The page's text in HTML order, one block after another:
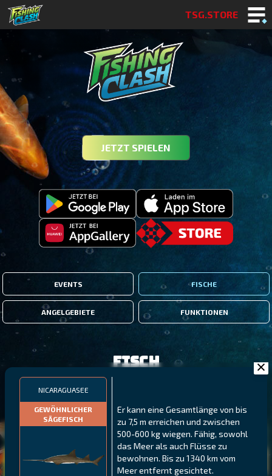
TSG.STORE
JETZT SPIELEN
EVENTS FISCHE
ANGELGEBIETE FUNKTIONEN
NICARAGUASEE
GEWÖHNLICHER
SÄGEFISCH
Er kann eine Gesamtlänge von bis
zu 7,5 m erreichen und zwischen
500-600 kg wiegen. Fähig, sowohl
das Meer als auch Flüsse zu
bewohnen. Bis zu 1340 km vom
Meer entfernt gesichtet.
Fisch
GESTRECKTER
SCHABEMUND-
NÖRDLICHE FJORDE
ATLANTISCHER LENG
GALAPAGOS-INSELN
MEXIKANISCHER